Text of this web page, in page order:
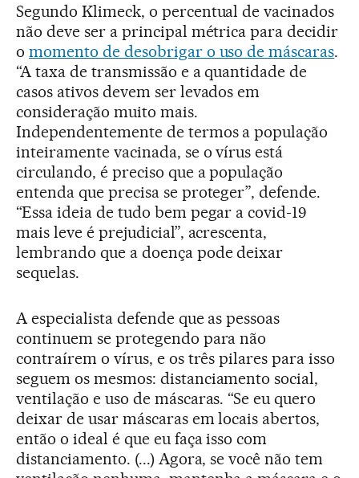
Segundo Klimeck, o percentual de vacinados
não deve ser a principal métrica para decidir
o momento de desobrigar o uso de máscaras.
“A taxa de transmissão e a quantidade de
casos ativos devem ser levados em
consideração muito mais.
Independentemente de termos a população
inteiramente vacinada, se o vírus está
circulando, é preciso que a população
entenda que precisa se proteger”, defende.
“Essa ideia de tudo bem pegar a covid-19
mais leve é prejudicial”, acrescenta,
lembrando que a doença pode deixar
sequelas.
A especialista defende que as pessoas
continuem se protegendo para não
contraírem o vírus, e os três pilares para isso
seguem os mesmos: distanciamento social,
ventilação e uso de máscaras. “Se eu quero
deixar de usar máscaras em locais abertos,
então o ideal é que eu faça isso com
distanciamento. (...) Agora, se você não tem